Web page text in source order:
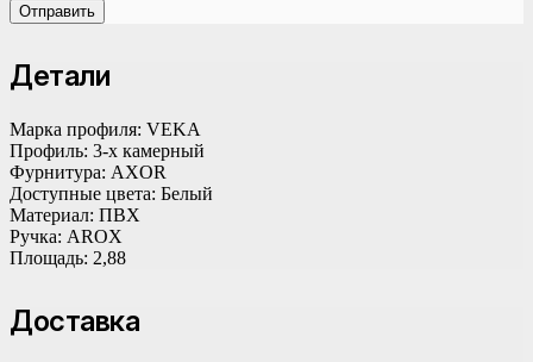
Отправить
Детали
Марка профиля: VEKA
Профиль: 3-х камерный
Фурнитура: AXOR
Доступные цвета: Белый
Материал: ПВХ
Ручка: AROX
Площадь: 2,88
Доставка